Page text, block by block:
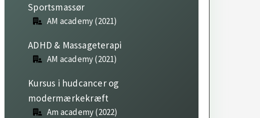
Sportsmassør
AM academy (2021)
ADHD & Massageterapi
AM academy (2021)
Kursus i hudcancer og
modermærkekræft
Am academy (2022)